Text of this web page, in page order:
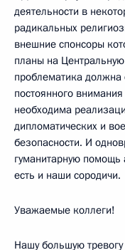
деятельности в
радикальных
внешние спонсоры
планы на
проблематика должна
постоянного
необходима
дипломатических и
безопасности. И
гуманитарную помощь
есть и наши сородичи.
Уважаемые коллеги!
Нашу большую